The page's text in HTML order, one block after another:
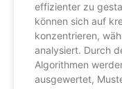
effizienter zu
können sich auf
konzentrieren,
analysiert. Durch
Algorithmen
ausgewertet,